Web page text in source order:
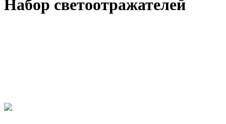
Набор светоотражателей